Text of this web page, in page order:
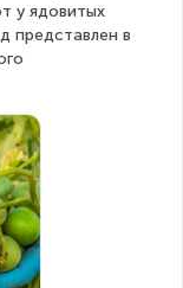
у ядовитых
представлен в